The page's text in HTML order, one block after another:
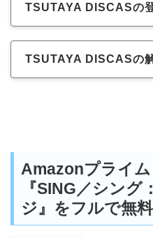
TSUTAYA DISCASの
TSUTAYA DISCASの
Amazonプライ
『SING／シン
ジ』をフルで無